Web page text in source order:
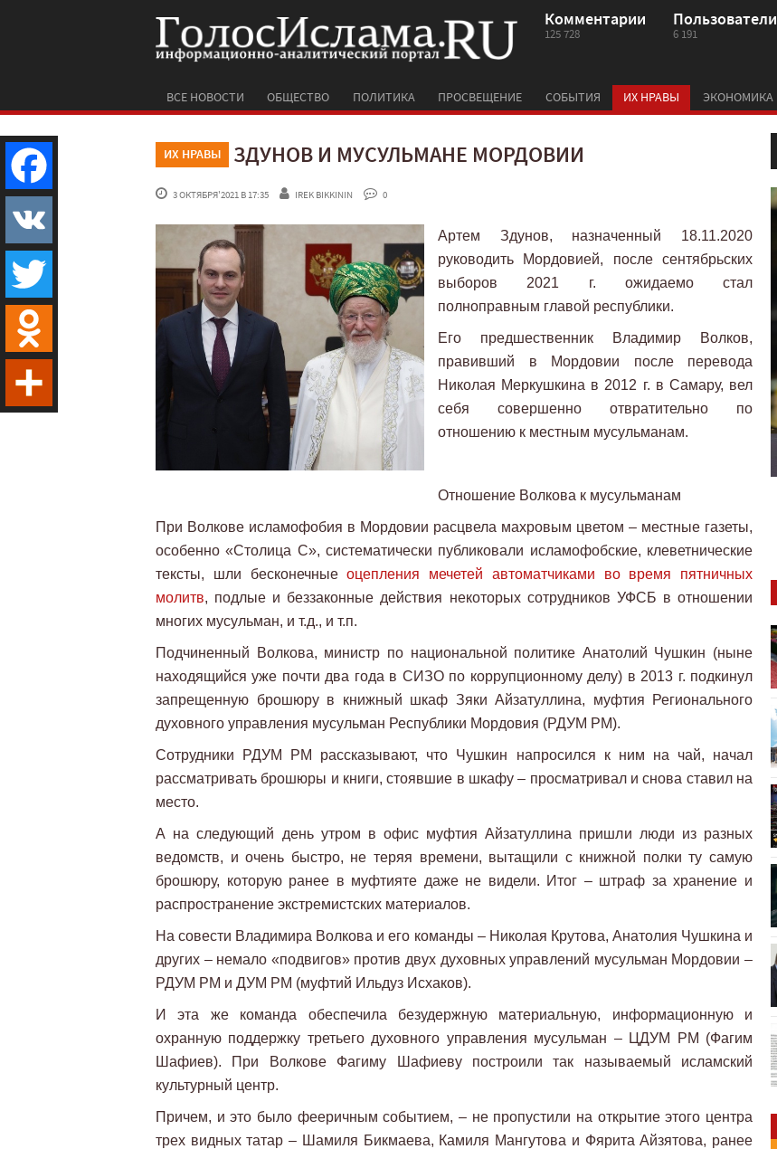
Комментарии
125 728
Пользователи
6 191
ВСЕ НОВОСТИ ОБЩЕСТВО ПОЛИТИКА ПРОСВЕЩЕНИЕ СОБЫТИЯ ИХ НРАВЫ ЭКОНОМИКА
ИХ НРАВЫ ЗДУНОВ И МУСУЛЬМАНЕ МОРДОВИИ
3 ОКТЯБРЯ'2021 В 17:35 IREK BIKKININ 0
Артем Здунов, назначенный 18.11.2020
руководить Мордовией, после сентябрьских
выборов 2021 г. ожидаемо стал
полноправным главой республики.
Его предшественник Владимир Волков,
правивший в Мордовии после перевода
Николая Меркушкина в 2012 г. в Самару, вел
себя совершенно отвратительно по
отношению к местным мусульманам.
Отношение Волкова к мусульманам
При Волкове исламофобия в Мордовии расцвела махровым цветом – местные газеты,
особенно «Столица С», систематически публиковали исламофобские, клеветнические
тексты, шли бесконечныеоцепления мечетей автоматчиками во время пятничных
молитв, подлые и беззаконные действия некоторых сотрудников УФСБ в отношении
многих мусульман, и т.д., и т.п.
Подчиненный Волкова, министр по национальной политике Анатолий Чушкин (ныне
находящийся уже почти два года в СИЗО по коррупционному делу) в 2013 г. подкинул
запрещенную брошюру в книжный шкаф Зяки Айзатуллина, муфтия Регионального
духовного управления мусульман Республики Мордовия (РДУМ РМ).
Сотрудники РДУМ РМ рассказывают, что Чушкин напросился к ним на чай, начал
рассматривать брошюры и книги, стоявшие в шкафу – просматривал и снова ставил на
место.
А на следующий день утром в офис муфтия Айзатуллина пришли люди из разных
ведомств, и очень быстро, не теряя времени, вытащили с книжной полки ту самую
брошюру, которую ранее в муфтияте даже не видели. Итог – штраф за хранение и
распространение экстремистских материалов.
На совести Владимира Волкова и его команды – Николая Крутова, Анатолия Чушкина и
других – немало «подвигов» против двух духовных управлений мусульман Мордовии –
РДУМ РМ и ДУМ РМ (муфтий Ильдуз Исхаков).
И эта же команда обеспечила безудержную материальную, информационную и
охранную поддержку третьего духовного управления мусульман – ЦДУМ РМ (Фагим
Шафиев). При Волкове Фагиму Шафиеву построили так называемый исламский
культурный центр.
Причем, и это было фееричным событием, – не пропустили на открытие этого центра
трех видных татар – Шамиля Бикмаева, Камиля Мангутова и Фярита Айзятова, ранее
Facebook
VK
Twitter
Odnoklassniki